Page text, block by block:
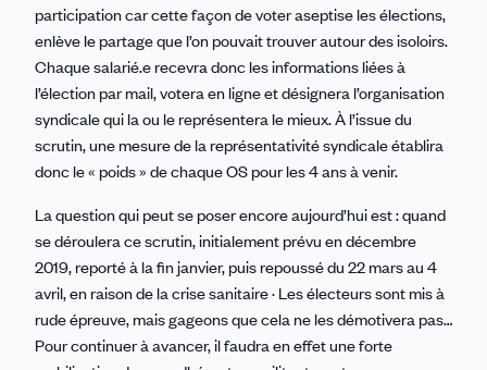
participation car cette façon de voter aseptise les élections,
enlève le partage que l’on pouvait trouver autour des isoloirs.
Chaque salarié.e recevra donc les informations liées à
l’élection par mail, votera en ligne et désignera l’organisation
syndicale qui la ou le représentera le mieux. À l’issue du
scrutin, une mesure de la représentativité syndicale établira
donc le « poids » de chaque OS pour les 4 ans à venir.
La question qui peut se poser encore aujourd’hui est : quand
se déroulera ce scrutin, initialement prévu en décembre
2019, reporté à la fin janvier, puis repoussé du 22 mars au 4
avril, en raison de la crise sanitaire · Les électeurs sont mis à
rude épreuve, mais gageons que cela ne les démotivera pas…
Pour continuer à avancer, il faudra en effet une forte